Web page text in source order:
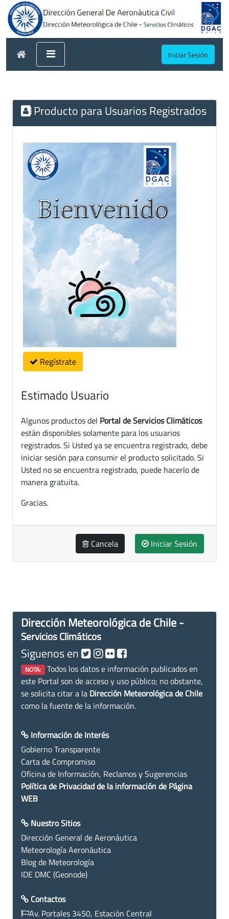
Iniciar Sesión
Producto para Usuarios Registrados
Regístrate
Estimado Usuario
Algunos productos del Portal de Servicios Climáticos
están disponibles solamente para los usuarios
registrados. Si Usted ya se encuentra registrado, debe
iniciar sesión para consumir el producto solicitado. Si
Usted no se encuentra registrado, puede hacerlo de
manera gratuita.
Gracias.
Cancela Iniciar Sesión
Dirección Meteorológica de Chile -
Servicios Climáticos
Siguenos en
NOTA: Todos los datos e información publicados en
este Portal son de acceso y uso público; no obstante,
se solicita citar a la Dirección Meteorológica de Chile
como la fuente de la información.
Información de Interés
Gobierno Transparente
Carta de Compromiso
Oficina de Información, Reclamos y Sugerencias
Política de Privacidad de la información de Página
WEB
Nuestro Sitios
Dirección General de Aeronáutica
Meteorología Aeronáutica
Blog de Meteorología
IDE DMC (Geonode)
Contactos
Av. Portales 3450, Estación Central